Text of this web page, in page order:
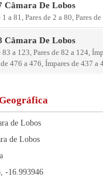
Câmara De Lobos
1 a 81, Pares de 2 a 80, Pares
Câmara De Lobos
83 a 123, Pares de 82 a 124,
476 a 476, Ímpares de 437 a
de Lobos
de Lobos
-16.993946